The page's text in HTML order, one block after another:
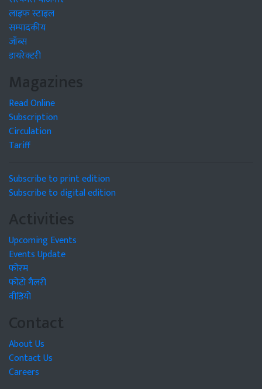
लाइफ स्टाइल
सम्पादकीय
जॉब्स
डायरेक्टरी
Magazines
Read Online
Subscription
Circulation
Tariff
Subscribe to print edition
Subscribe to digital edition
Activities
Upcoming Events
Events Update
फोरम
फोटो गैलरी
वीडियो
Contact
About Us
Contact Us
Careers